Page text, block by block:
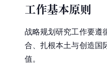
工作基本原则
战略规划研究工作要遵
合、扎根本土与创造国
值。